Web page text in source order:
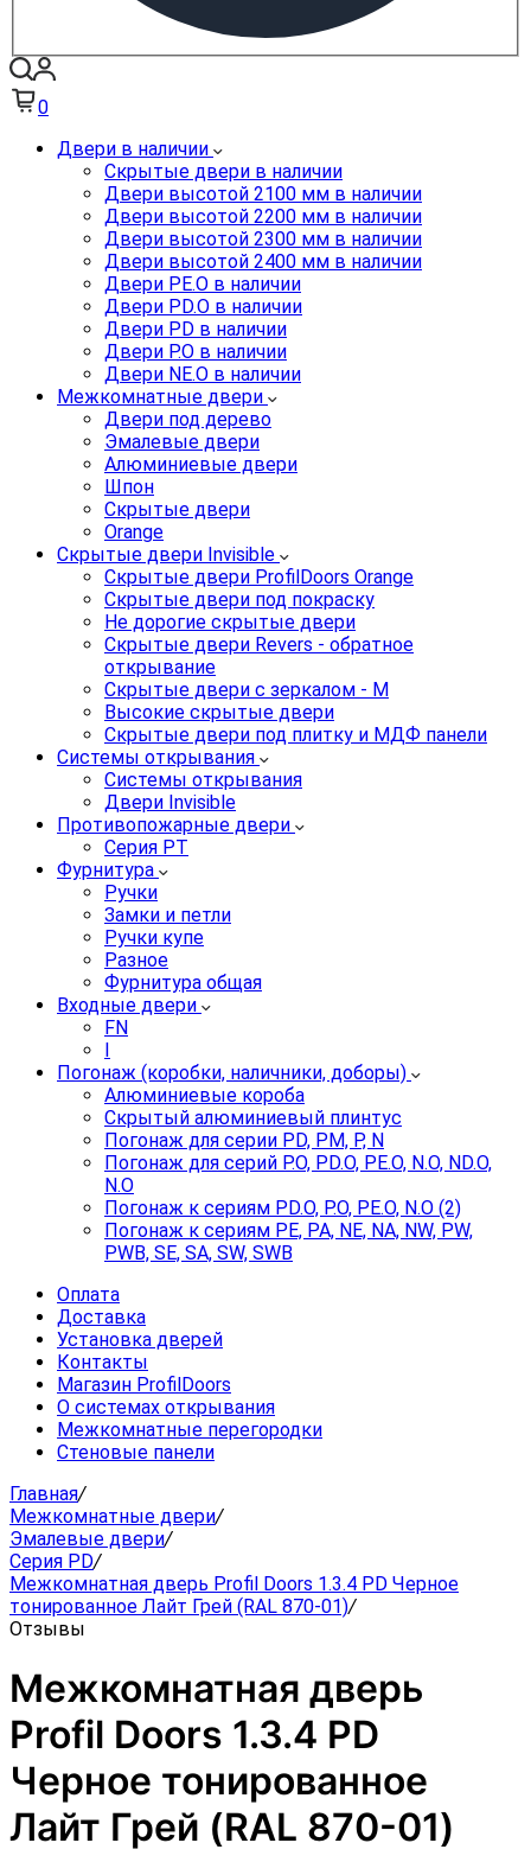
0
Двери в наличии
Скрытые двери в наличии
Двери высотой 2100 мм в наличии
Двери высотой 2200 мм в наличии
Двери высотой 2300 мм в наличии
Двери высотой 2400 мм в наличии
Двери PE.O в наличии
Двери PD.O в наличии
Двери PD в наличии
Двери P.O в наличии
Двери NE.O в наличии
Межкомнатные двери
Двери под дерево
Эмалевые двери
Алюминиевые двери
Шпон
Скрытые двери
Orange
Скрытые двери Invisible
Скрытые двери ProfilDoors Orange
Скрытые двери под покраску
Не дорогие скрытые двери
Скрытые двери Revers - обратное
открывание
Скрытые двери с зеркалом - M
Высокие скрытые двери
Скрытые двери под плитку и МДФ панели
Системы открывания
Системы открывания
Двери Invisible
Противопожарные двери
Серия PT
Фурнитура
Ручки
Замки и петли
Ручки купе
Разное
Фурнитура общая
Входные двери
FN
I
Погонаж (коробки, наличники, доборы)
Алюминиевые короба
Скрытый алюминиевый плинтус
Погонаж для серии PD, PM, P, N
Погонаж для серий P.O, PD.O, PE.O, N.O, ND.O,
N.O
Погонаж к сериям PD.O, P.O, PE.O, N.O (2)
Погонаж к сериям PE, PA, NE, NA, NW, PW,
PWB, SE, SA, SW, SWB
Оплата
Доставка
Установка дверей
Контакты
Магазин ProfilDoors
О системах открывания
Межкомнатные перегородки
Стеновые панели
Главная/
Межкомнатные двери/
Эмалевые двери/
Серия PD/
Межкомнатная дверь Profil Doors 1.3.4 PD Черное
тонированное Лайт Грей (RAL 870-01)/
Отзывы
Межкомнатная дверь
Profil Doors 1.3.4 PD
Черное тонированное
Лайт Грей (RAL 870-01)